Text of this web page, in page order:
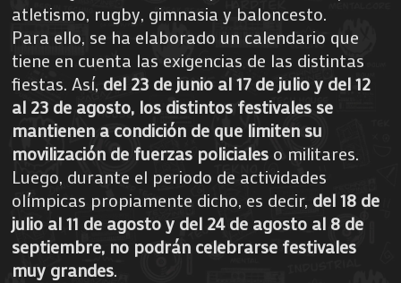
atletismo, rugby, gimnasia y baloncesto.
Para ello, se ha elaborado un calendario que
tiene en cuenta las exigencias de las distintas
fiestas. Así, del 23 de junio al 17 de julio y del 12
al 23 de agosto, los distintos festivales se
mantienen a condición de que limiten su
movilización de fuerzas policiales o militares.
Luego, durante el periodo de actividades
olímpicas propiamente dicho, es decir, del 18 de
julio al 11 de agosto y del 24 de agosto al 8 de
septiembre, no podrán celebrarse festivales
muy grandes.